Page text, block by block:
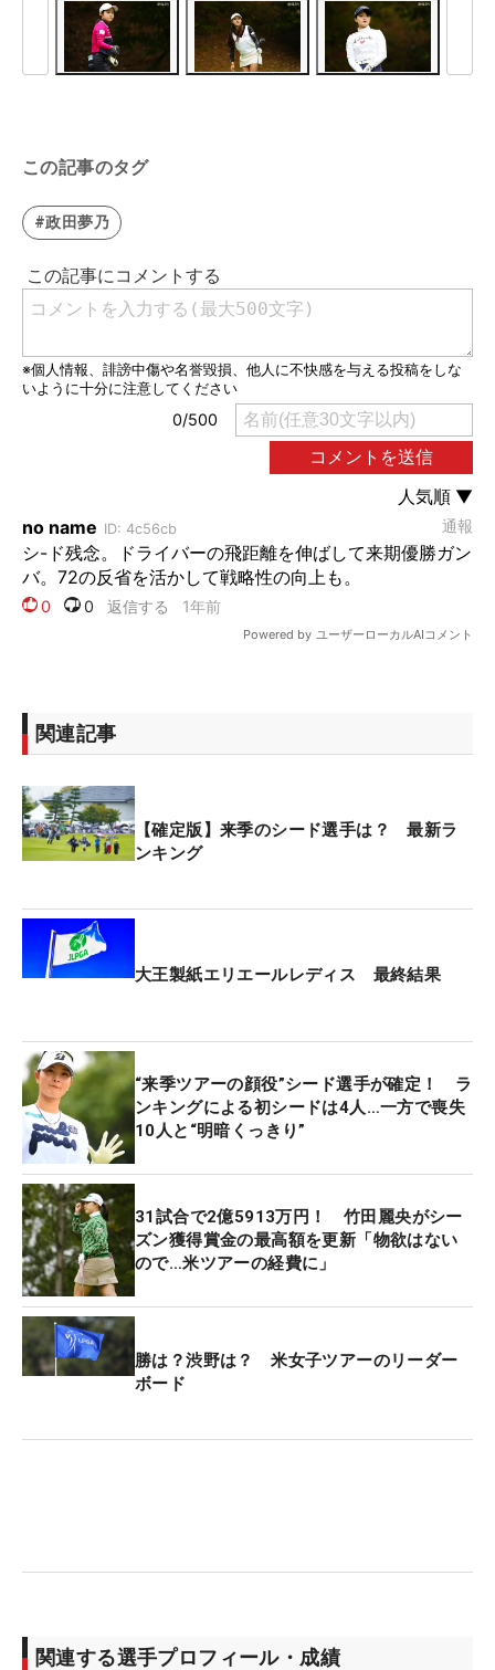
この記事のタグ
#政田夢乃
関連記事
【確定版】来季のシード選手は？ 最新ラ
ンキング
大王製紙エリエールレディス 最終結果
“来季ツアーの顔役”シード選手が確定！ ラ
ンキングによる初シードは4人…一方で喪失
10人と“明暗くっきり”
31試合で2億5913万円！ 竹田麗央がシー
ズン獲得賞金の最高額を更新「物欲はない
ので…米ツアーの経費に」
勝は？渋野は？ 米女子ツアーのリーダー
ボード
関連する選手プロフィール・成績